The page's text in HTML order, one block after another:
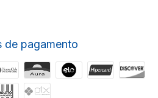
de pagamento